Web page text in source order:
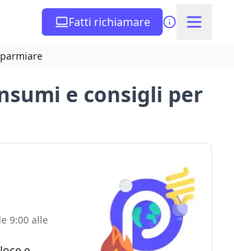
Fatti richiamare
e consigli per
9:00 alle